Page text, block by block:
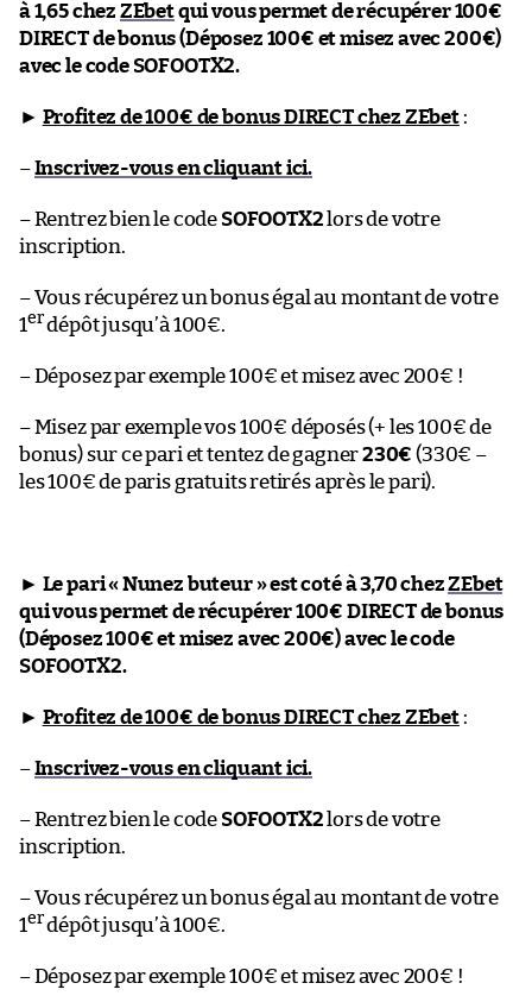
à 1,65 chez ZEbetqui vous permet de récupérer 100€
DIRECT de bonus (Déposez 100€ et misez avec 200€)
avec le code SOFOOTX2.
► Profitez de 100€ de bonus DIRECT chez ZEbet:
–Inscrivez-vous en cliquant ici.
– Rentrez bien le code SOFOOTX2 lors de votre
inscription.
– Vous récupérez un bonus égal au montant de votre
1erdépôt jusqu’à 100€.
– Déposez par exemple 100€ et misez avec 200€ !
– Misez par exemple vos 100€ déposés (+ les 100€ de
bonus) sur ce pari et tentez de gagner230€ (330€ –
les 100€ de paris gratuits retirés après le pari).
► Le pari « Nunez buteur » est coté à 3,70 chezZEbet
qui vous permet de récupérer 100€ DIRECT de bonus
(Déposez 100€ et misez avec 200€) avec le code
SOFOOTX2.
► Profitez de 100€ de bonus DIRECT chez ZEbet:
–Inscrivez-vous en cliquant ici.
– Rentrez bien le code SOFOOTX2 lors de votre
inscription.
– Vous récupérez un bonus égal au montant de votre
1erdépôt jusqu’à 100€.
– Déposez par exemple 100€ et misez avec 200€ !